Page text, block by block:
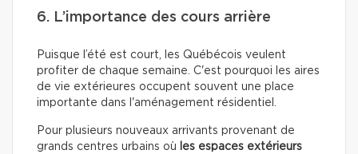
6. L’importance des cours arrière
Puisque l’été est court, les Québécois veulent
profiter de chaque semaine. C'est pourquoi les aires
de vie extérieures occupent souvent une place
importante dans l'aménagement résidentiel.
Pour plusieurs nouveaux arrivants provenant de
grands centres urbains où
les espaces extérieurs